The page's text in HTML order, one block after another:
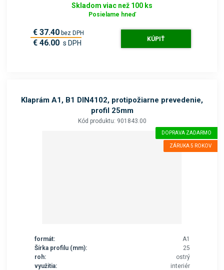
Skladom viac než 100 ks
Posielame hneď
€ 37.40 bez DPH
€ 46.00 s DPH KÚPIŤ
Klaprám A1, B1 DIN4102, protipožiarne prevedenie,
profil 25mm
Kód produktu: 901843.00
DOPRAVA ZADARMO
ZÁRUKA 5 ROKOV
formát:
A1
Šírka profilu (mm):
25
roh:
ostrý
využitia:
interiér